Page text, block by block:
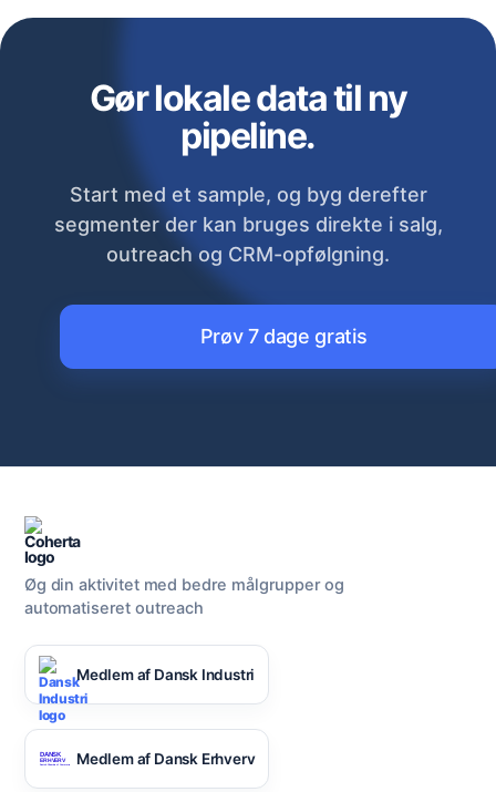
Gør lokale data til ny
pipeline.
Start med et sample, og byg derefter
segmenter der kan bruges direkte i salg,
outreach og CRM-opfølgning.
Prøv 7 dage gratis
Øg din aktivitet med bedre målgrupper og
automatiseret outreach
Medlem af Dansk Industri
Medlem af Dansk Erhverv